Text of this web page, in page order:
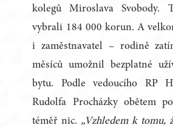
kolegů Miroslava Svobody.
vybrali 184 000 korun. A
i zaměstnavatel – rodině
měsíců umožnil bezplatné
bytu. Podle vedoucího RP
Rudolfa Procházky obětem
téměř nic. „Vzhledem k tomu,